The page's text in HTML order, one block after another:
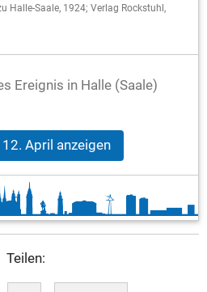
Halle-Saale, 1924; Verlag Rockstuhl,
Ereignis in Halle (Saale)
April anzeigen
Teilen: